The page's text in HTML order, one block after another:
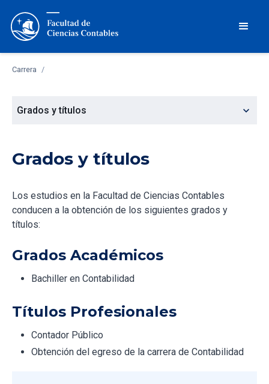
Carrera /
Grados y títulos expand_more
Grados y títulos
Los estudios en la Facultad de Ciencias Contables
conducen a la obtención de los siguientes grados y
títulos:
Grados Académicos
Bachiller en Contabilidad
Títulos Profesionales
Contador Público
Obtención del egreso de la carrera de Contabilidad